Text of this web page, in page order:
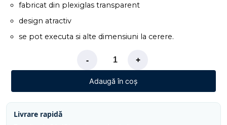
fabricat din plexiglas transparent
design atractiv
se pot executa si alte dimensiuni la cerere.
- +
Adaugă în coș
Livrare rapidă